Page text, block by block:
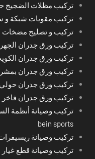
تركيب مظلات الضجيج
تركيب مقويات شبكة و
تركيب و تصليح مضخات
تركيب ورق جدران
تركيب ورق جدران
تركيب ورق جدران
تركيب ورق جدران حولي
تركيب ورق جدران فاخر
تركيب وصيانة أنظمة
bein sports
تركيب وصيانة
تركيب وصيانة قطع